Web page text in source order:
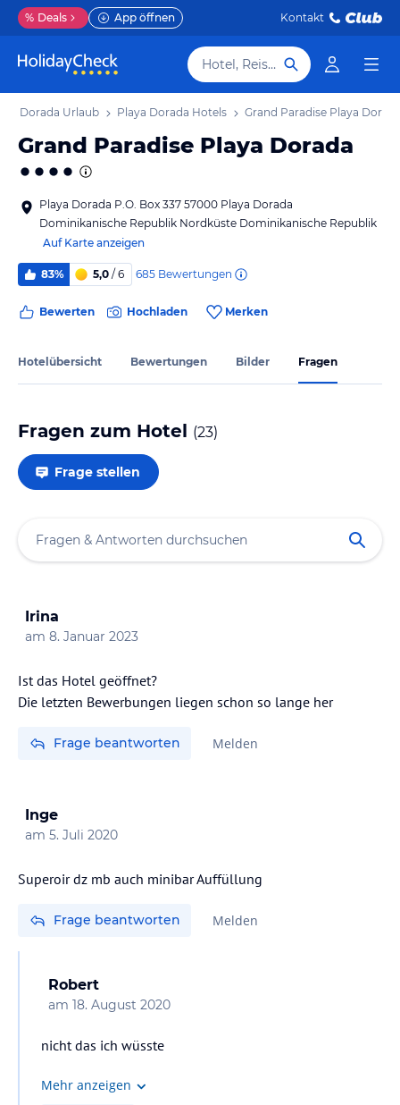
% Deals App öffnen Kontakt
Hotel, Reiseziel
Dorada Urlaub Playa Dorada Hotels Grand Paradise Playa
Grand Paradise Playa Dorada
Playa Dorada P.O. Box 337 57000 Playa Dorada
Dominikanische Republik Nordküste Dominikanische Republik
Auf Karte anzeigen
83% 5,0 / 6 685 Bewertungen
Bewerten Hochladen Merken
Hotelübersicht Bewertungen Bilder Fragen
Fragen zum Hotel (23)
Frage stellen
Irina
am 8. Januar 2023
Ist das Hotel geöffnet?
Die letzten Bewerbungen liegen schon so lange her
Frage beantworten Melden
Inge
am 5. Juli 2020
Superoir dz mb auch minibar Auffüllung
Frage beantworten Melden
Robert
am 18. August 2020
nicht das ich wüsste
Mehr anzeigen